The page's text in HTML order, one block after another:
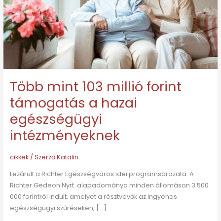
Több mint 103 millió forint
támogatás a hazai
egészségügyi
intézményeknek
cikkek/ SzerzőKatalin
Lezárult a Richter Egészségváros idei programsorozata. A
Richter Gedeon Nyrt. alapadománya minden állomáson 3 500
000 forintról indult, amelyet a résztvevők az ingyenes
egészségügyi szűréseken, […]
támogatás
a
hazai
egészségügyi
intézményeknek